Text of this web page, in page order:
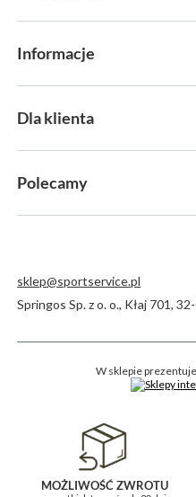
Informacje
Dla klienta
Polecamy
sklep@sportservice.pl
Springos Sp. z o. o., Kłaj 701,
W sklepie
MOŻLIWOŚĆ ZWROTU